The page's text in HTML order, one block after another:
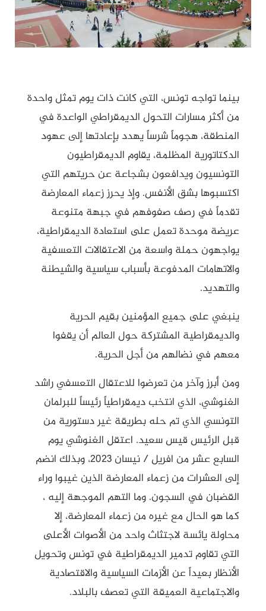
بينما تواجه تونس، التي كانت ذات يوم تمثل واحدة
من أكثر مسارات التحول الديمقراطي الواعدة في
المنطقة، هجوماً شرساً يهدد بإعادتها إلى عهود
الدكتاتورية المظلمة، يقاوم الديمقراطيون
التونسيون ويدافعون بشجاعة عن حريتهم التي
اكتسبوها بشق الأنفس. وإذ يحرز زعماء المعارضة
تقدماً في رصف صفوفهم في جبهة متنوعة
عريضة موحدة تعمل على استعادة الديمقراطية،
يواجهون حملة واسعة من الاعتقالات التعسفية
والاتهامات المدفوعة بأسباب سياسية والشيطنة
والتهديد.
ينبغي على جميع المؤمنين بقيم الحرية
والديمقراطية المشتركة حول العالم أن يقفوا
معهم في نضالهم من أجل الحرية.
ومن أبرز وآخر من تعرضوا للاعتقال التعسفي راشد
الغنوشي، الذي انتخب ديمقراطياً رئيساً للبرلمان
التونسي الذي تم حله بطريقة غير دستورية من
قبل الرئيس قيس سعيد. اعتقل الغنوشي يوم
السابع عشر من افريل / نيسان 2023، وبذلك انضم
إلى العشرات من زعماء المعارضة الذين غيبوا وراء
القضبان في السجون. وما التهم الموجهة إليه ،
كما هو الحال مع غيره من زعماء المعارضة، إلا
محاولة يائسة لاجتثاث واحد من الأصوات الأعلى
التي تقاوم تدمير الديمقراطية في تونس وتحويل
الأنظار بعيداً عن الأزمات السياسية والاقتصادية
والاجتماعية العميقة التي تعصف بالبلاد.